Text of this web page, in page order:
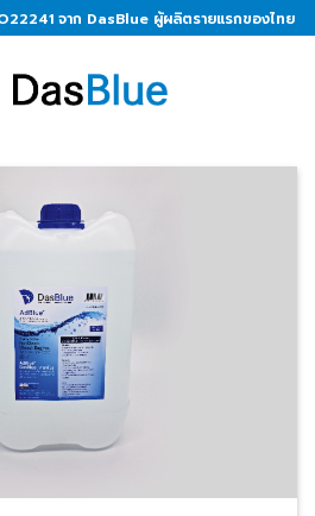
จาก DasBlue ผู้ผลิตรายแรกของไทย